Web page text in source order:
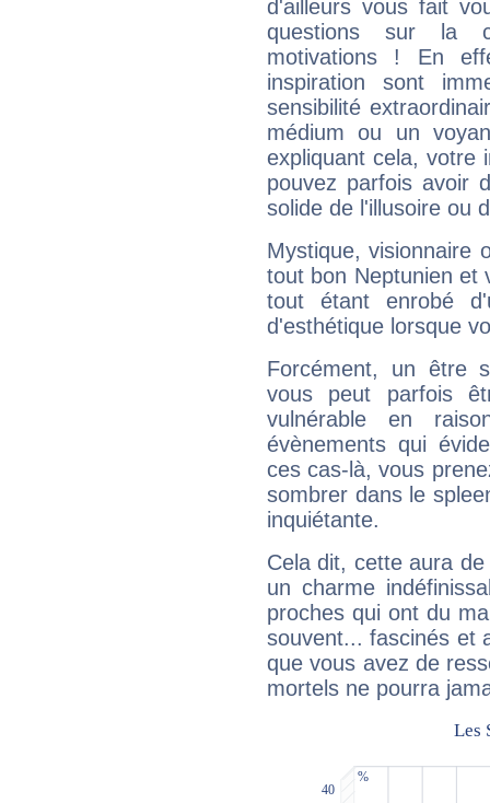
d'ailleurs vous fait
questions sur la
motivations ! En
inspiration sont
sensibilité
médium ou un
expliquant cela, votre
pouvez parfois avoir
solide de l'illusoire ou
Mystique, visionnaire
tout bon Neptunien et
tout étant enrobé
d'esthétique lorsque
Forcément, un être
vous peut parfois
vulnérable en
évènements qui
ces cas-là, vous
sombrer dans le
inquiétante.
Cela dit, cette aura
un charme
proches qui ont du
souvent... fascinés et
que vous avez de
mortels ne pourra